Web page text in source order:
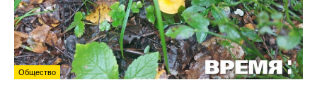
Общество